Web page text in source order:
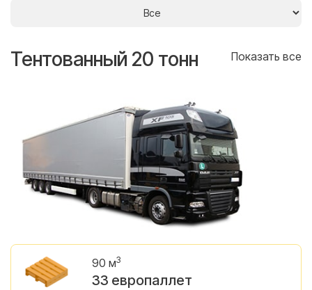
Тентованный 20 тонн Показать все
90 м3
33 европаллет